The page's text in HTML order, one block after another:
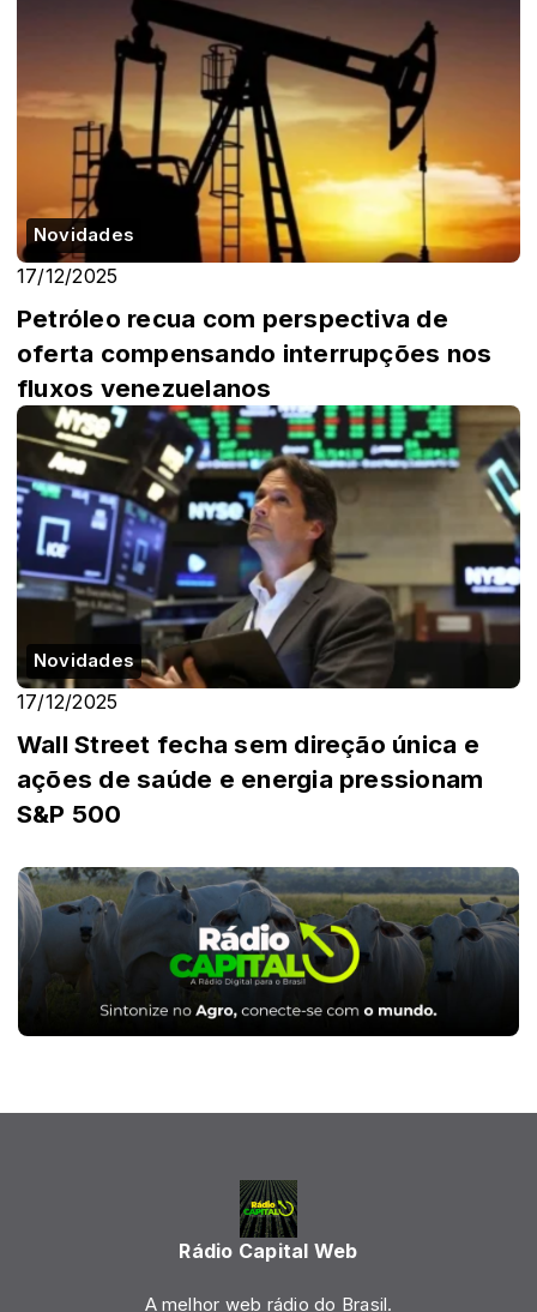
Novidades
17/12/2025
Petróleo recua com perspectiva de
oferta compensando interrupções nos
fluxos venezuelanos
Novidades
17/12/2025
Wall Street fecha sem direção única e
ações de saúde e energia pressionam
S&P 500
Rádio Capital Web
A melhor web rádio do Brasil.